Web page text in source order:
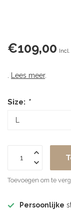
€109,00
Lees meer.
Size: *
Toevoegen om te
Persoonlijke